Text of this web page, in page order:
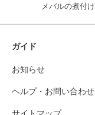
メバルの煮付け
ガイド
お知らせ
ヘルプ・お問い合わせ
サイトマップ